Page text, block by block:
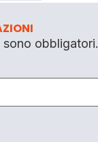
sono obbligatori.